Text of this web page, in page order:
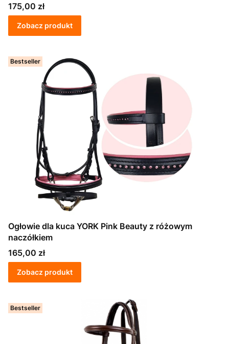
Cena
175,00 zł
Zobacz produkt
Bestseller
Ogłowie dla kuca YORK Pink Beauty z różowym
naczółkiem
Cena
165,00 zł
Zobacz produkt
Bestseller